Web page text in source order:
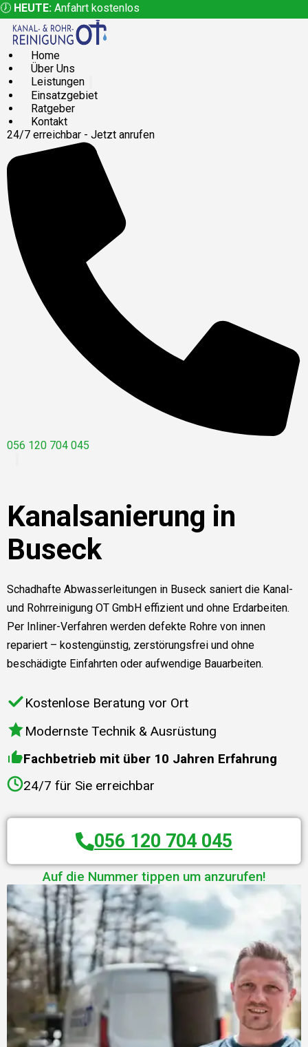
🕖 HEUTE: Anfahrt kostenlos
Home
Über Uns
Leistungen
Einsatzgebiet
Ratgeber
Kontakt
24/7 erreichbar - Jetzt anrufen
056 120 704 045
Kanalsanierung in
Buseck
Schadhafte Abwasserleitungen in Buseck saniert die Kanal-
und Rohrreinigung OT GmbH effizient und ohne Erdarbeiten.
Per Inliner-Verfahren werden defekte Rohre von innen
repariert – kostengünstig, zerstörungsfrei und ohne
beschädigte Einfahrten oder aufwendige Bauarbeiten.
Kostenlose Beratung vor Ort
Modernste Technik & Ausrüstung
Fachbetrieb mit über 10 Jahren Erfahrung
24/7 für Sie erreichbar
056 120 704 045
Auf die Nummer tippen um anzurufen!